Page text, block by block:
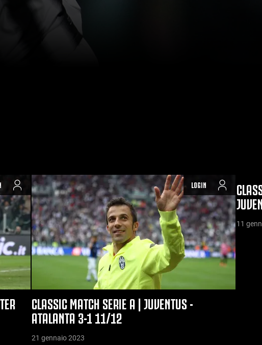
LOGIN
CLASSIC MATCH SERIE A | JUVENTUS -
ATALANTA 3-1 11/12
21 gennaio 2023
11